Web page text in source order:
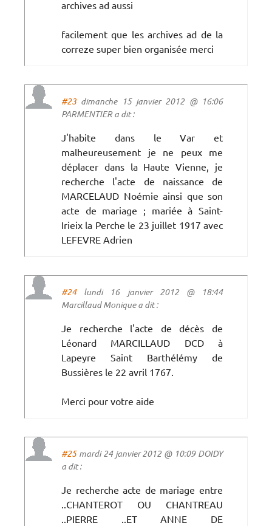
archives ad aussi
facilement que les archives ad de la
correze super bien organisée merci
#23 dimanche 15 janvier 2012 @ 16:06
PARMENTIER a dit :
J'habite dans le Var et
malheureusement je ne peux me
déplacer dans la Haute Vienne, je
recherche l'acte de naissance de
MARCELAUD Noémie ainsi que son
acte de mariage ; mariée à Saint-
Irieix la Perche le 23 juillet 1917 avec
LEFEVRE Adrien
#24lundi 16 janvier 2012 @ 18:44
Marcillaud Monique a dit :
Je recherche l'acte de décès de
Léonard MARCILLAUD DCD à
Lapeyre Saint Barthélémy de
Bussières le 22 avril 1767.
Merci pour votre aide
#25mardi 24 janvier 2012 @ 10:09 DOIDY
a dit :
Je recherche acte de mariage entre
..CHANTEROT OU CHANTREAU
..PIERRE ..ET ANNE DE